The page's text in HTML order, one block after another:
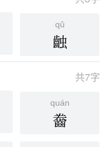
qǔ
䶚
共7字
quán
齤